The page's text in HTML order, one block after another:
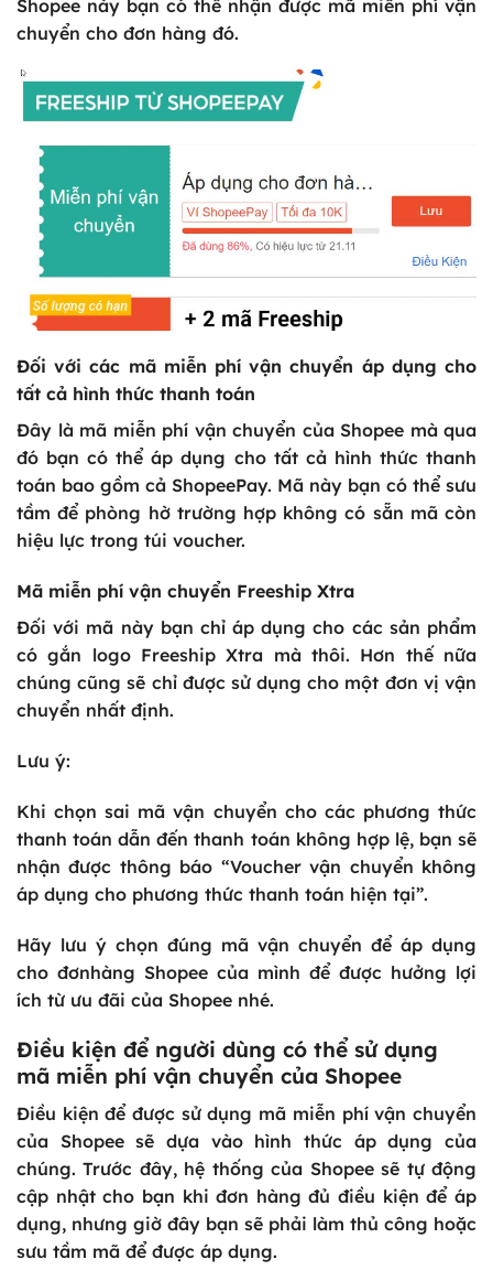
Shopee này bạn có thể nhận được mã miễn phí vận
chuyển cho đơn hàng đó.
Đối với các mã miễn phí vận chuyển áp dụng cho
tất cả hình thức thanh toán
Đây là mã miễn phí vận chuyển của Shopee mà qua
đó bạn có thể áp dụng cho tất cả hình thức thanh
toán bao gồm cả ShopeePay. Mã này bạn có thể sưu
tầm để phòng hờ trường hợp không có sẵn mã còn
hiệu lực trong túi voucher.
Mã miễn phí vận chuyển Freeship Xtra
Đối với mã này bạn chỉ áp dụng cho các sản phẩm
có gắn logo Freeship Xtra mà thôi. Hơn thế nữa
chúng cũng sẽ chỉ được sử dụng cho một đơn vị vận
chuyển nhất định.
Lưu ý:
Khi chọn sai mã vận chuyển cho các phương thức
thanh toán dẫn đến thanh toán không hợp lệ, bạn sẽ
nhận được thông báo “Voucher vận chuyển không
áp dụng cho phương thức thanh toán hiện tại”.
Hãy lưu ý chọn đúng mã vận chuyển để áp dụng
cho đơnhàng Shopee của mình để được hưởng lợi
ích từ ưu đãi của Shopee nhé.
Điều kiện để người dùng có thể sử dụng
mã miễn phí vận chuyển của Shopee
Điều kiện để được sử dụng mã miễn phí vận chuyển
của Shopee sẽ dựa vào hình thức áp dụng của
chúng.Trước đây, hệ thống của Shopee sẽ tự động
cập nhật cho bạn khi đơn hàng đủ điều kiện để áp
dụng, nhưng giờ đây bạn sẽ phải làm thủ công hoặc
sưu tầm mã để được áp dụng.